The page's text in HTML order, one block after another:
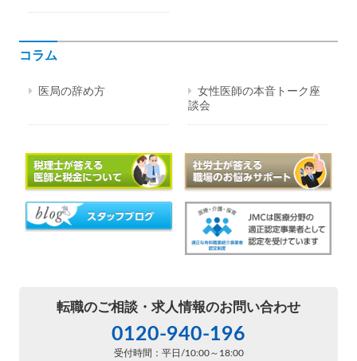
コラム
医局の辞め方
女性医師の本音トーク座
談会
転職のご相談・ 求人情報のお問い合わせ
0120-940-196
受付時間：平日/10:00～18:00